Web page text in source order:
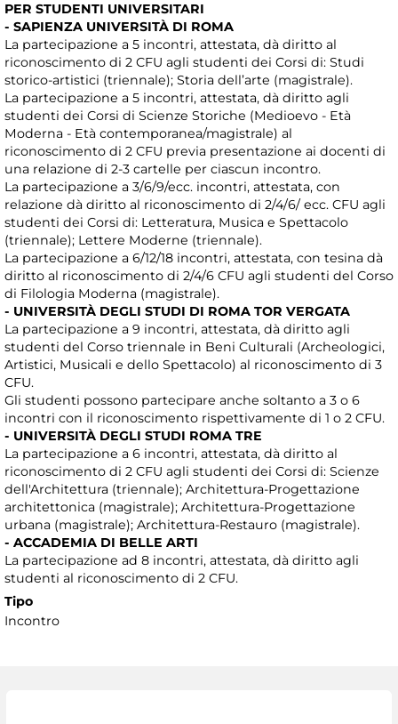
PER STUDENTI UNIVERSITARI
- SAPIENZA UNIVERSITÀ DI ROMA
La partecipazione a 5 incontri, attestata, dà diritto al
riconoscimento di 2 CFU agli studenti dei Corsi di: Studi
storico-artistici (triennale); Storia dell’arte (magistrale).
La partecipazione a 5 incontri, attestata, dà diritto agli
studenti dei Corsi di Scienze Storiche (Medioevo - Età
Moderna - Età contemporanea/magistrale) al
riconoscimento di 2 CFU previa presentazione ai docenti di
una relazione di 2-3 cartelle per ciascun incontro.
La partecipazione a 3/6/9/ecc. incontri, attestata, con
relazione dà diritto al riconoscimento di 2/4/6/ ecc. CFU agli
studenti dei Corsi di: Letteratura, Musica e Spettacolo
(triennale); Lettere Moderne (triennale).
La partecipazione a 6/12/18 incontri, attestata, con tesina dà
diritto al riconoscimento di 2/4/6 CFU agli studenti del Corso
di Filologia Moderna (magistrale).
- UNIVERSITÀ DEGLI STUDI DI ROMA TOR VERGATA
La partecipazione a 9 incontri, attestata, dà diritto agli
studenti del Corso triennale in Beni Culturali (Archeologici,
Artistici, Musicali e dello Spettacolo) al riconoscimento di 3
CFU.
Gli studenti possono partecipare anche soltanto a 3 o 6
incontri con il riconoscimento rispettivamente di 1 o 2 CFU.
- UNIVERSITÀ DEGLI STUDI ROMA TRE
La partecipazione a 6 incontri, attestata, dà diritto al
riconoscimento di 2 CFU agli studenti dei Corsi di: Scienze
dell'Architettura (triennale); Architettura-Progettazione
architettonica (magistrale); Architettura-Progettazione
urbana (magistrale); Architettura-Restauro (magistrale).
- ACCADEMIA DI BELLE ARTI
La partecipazione ad 8 incontri, attestata, dà diritto agli
studenti al riconoscimento di 2 CFU.
Tipo
Incontro